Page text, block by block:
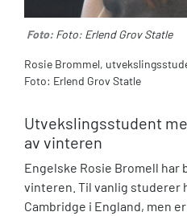
Foto: Foto: Erlend Grov Statle
Rosie Brommel,
Foto: Erlend Grov Statle
Utvekslingsstudent
av vinteren
Engelske Rosie Bromell har
vinteren. Til vanlig studerer
Cambridge i England, men